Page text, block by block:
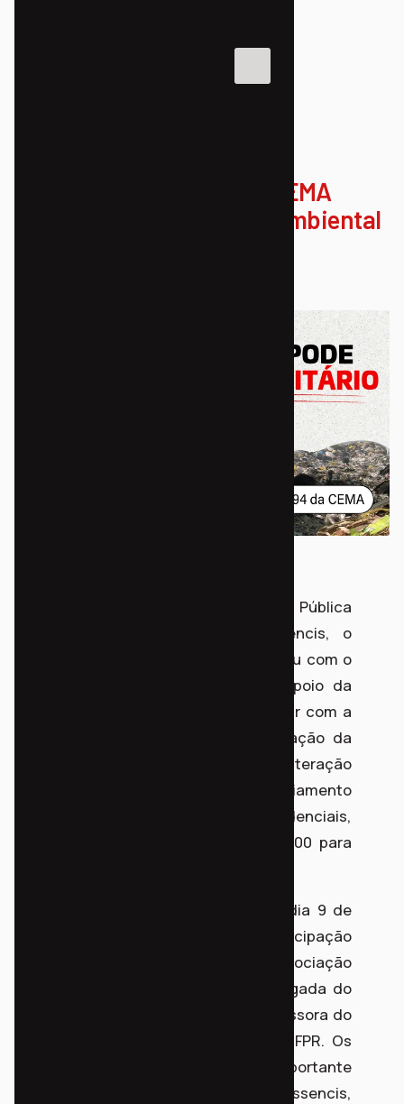
Alteração da Resolução CEMA
94/2014: Injustiça Socioambiental
Depois do ajuizamento de Ação Civil Pública
pelo encerramento do Aterro Essencis, o
Instituto Democracia Popular se juntou com o
EKOA e o PET-Direito UFPR, com apoio da
campanha Fora Essencis, para discutir com a
sociedade civil a proposta de alteração da
Resolução CEMA 94/2014. A alteração
pretende mudar as regras de distanciamento
entre aterros sanitários e núcleos residenciais,
reduzindo a distância mínima de 1.500 para
A Roda de Conversa aconteceu no dia 9 de
outubro de 2024, e contou com a participação
de Diego Torres, presidente da Associação
Moradias Sabará; Julia Bonnet, advogada do
IDP; e Ana Flávia Locateli Godoi, professora do
curso de Engenharia Ambiental da UFPR. Os
participantes ainda ouviram uma importante
manifestação da campanha Fora Essencis,